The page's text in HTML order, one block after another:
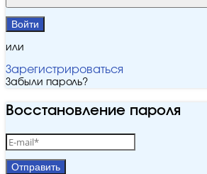
Войти
или
Зарегистрироваться
Забыли пароль?
Восстановление пароля
Отправить